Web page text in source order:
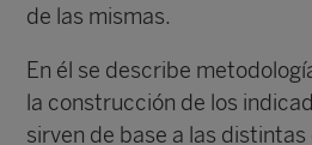
de las mismas.
En él se describe
la construcción de los
sirven de base a las